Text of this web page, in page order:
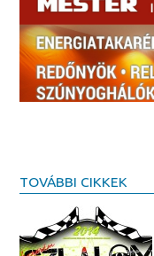
TOVÁBBI CIKKEK